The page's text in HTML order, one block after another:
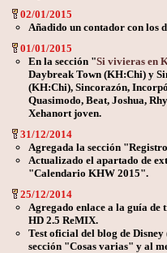
02/01/2015
Añadido un contador con los
01/01/2015
En la sección "Si vivieras en
Daybreak Town (KH:Chi) y
(KH:Chi), Sincorazón,
Quasimodo, Beat, Joshua,
Xehanort joven.
31/12/2014
Agregada la sección
Actualizado el apartado de
"Calendario KHW 2015".
25/12/2014
Agregado enlace a la guía
HD 2.5 ReMIX.
Test oficial del blog de
sección "Cosas varias" y al